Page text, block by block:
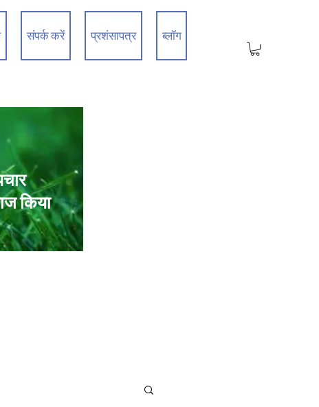
संपर्क करें प्रशंसापत्र ब्लॉग
किया